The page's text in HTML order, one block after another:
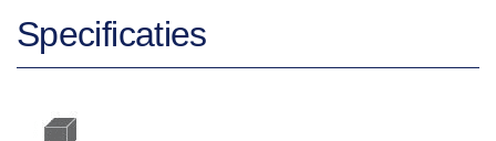
Specificaties